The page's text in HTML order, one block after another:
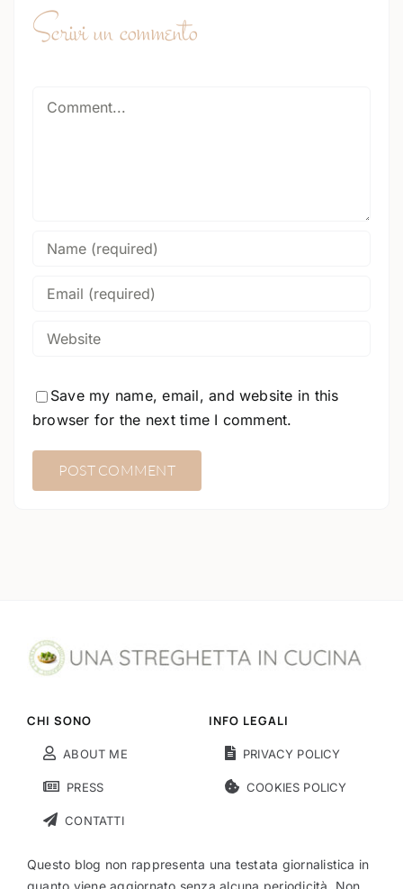
Scrivi un commento
Save my name, email, and website in this
browser for the next time I comment.
CHI SONO
ABOUT ME
PRESS
CONTATTI
INFO LEGALI
PRIVACY POLICY
COOKIES POLICY
Questo blog non rappresenta una testata giornalistica in